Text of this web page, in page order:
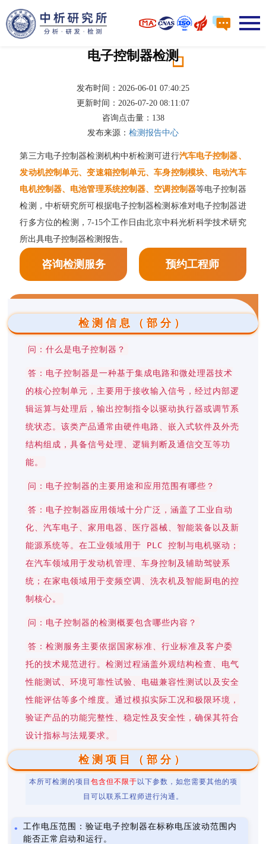
电子控制器检测
发布时间：2026-06-01 07:40:25
更新时间：2026-07-20 08:11:07
咨询点击量： 138
发布来源： 检测报告中心
第三方电子控制器检测机构中析检测可进行汽车电子控制器、
发动机控制单元、变速箱控制单元、车身控制模块、电动汽车
电机控制器、电池管理系统控制器、空调控制器等电子控制器
检测，中析研究所可根据电子控制器检测标准对电子控制器进
行多方位的检测，7-15个工作日由北京中科光析科学技术研究
所出具电子控制器检测报告。
咨询检测服务 预约工程师
检测信息（部分）
问：什么是电子控制器？
答：电子控制器是一种基于集成电路和微处理器技术
的核心控制单元，主要用于接收输入信号，经过内部逻
辑运算与处理后，输出控制指令以驱动执行器或调节系
统状态。该类产品通常由硬件电路、嵌入式软件及外壳
结构组成，具备信号处理、逻辑判断及通信交互等功
能。
问：电子控制器的主要用途和应用范围有哪些？
答：电子控制器应用领域十分广泛，涵盖了工业自动
化、汽车电子、家用电器、医疗器械、智能装备以及新
能源系统等。在工业领域用于 PLC 控制与电机驱动；
在汽车领域用于发动机管理、车身控制及辅助驾驶系
统；在家电领域用于变频空调、洗衣机及智能厨电的控
制核心。
问：电子控制器的检测概要包含哪些内容？
答：检测服务主要依据国家标准、行业标准及客户委
托的技术规范进行。检测过程涵盖外观结构检查、电气
性能测试、环境可靠性试验、电磁兼容性测试以及安全
性能评估等多个维度。通过模拟实际工况和极限环境，
验证产品的功能完整性、稳定性及安全性，确保其符合
设计指标与法规要求。
检测项目（部分）
本所可检测的项目 包含但不限于 以下参数，如您需要其他的项
目可以联系工程师进行沟通。
工作电压范围：验证电子控制器在标称电压波动范围内
能否正常启动和运行。